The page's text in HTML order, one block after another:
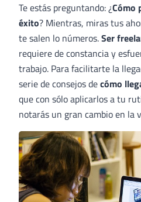
Te estás preguntando: ¿Cómo
éxito? Mientras, miras tus
te salen lo números.Ser
requiere de constancia y
trabajo. Para facilitarte la
serie de consejos decómo
que con sólo aplicarlos a tu
notarás un gran cambio en la